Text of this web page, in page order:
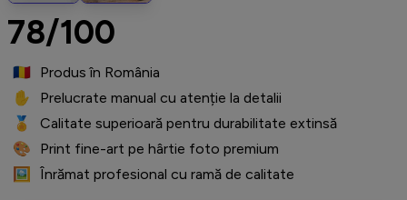
78/100
🇷🇴
️ Produs în România
✋
️ Prelucrate manual cu atenție la detalii
🏅
️ Calitate superioară pentru durabilitate extinsă
🎨
️ Print fine-art pe hârtie foto premium
🖼️
️ Înrămat profesional cu ramă de calitate